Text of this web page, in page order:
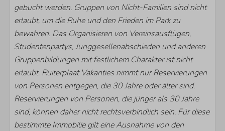
Anzahl Schlafzimmer mit Fernseher: 3
WOHNBEREICH
Smart TV
Zusätzliche ausländische Kanäle
Gaskamin
Kamin
gebucht werden. Gruppen von Nicht-Familien sind nicht
erlaubt, um die Ruhe und den Frieden im Park zu
bewahren. Das Organisieren von Vereinsausflügen,
Studentenpartys, Junggesellenabschieden und anderen
Gruppenbildungen mit festlichem Charakter ist nicht
erlaubt. Ruiterplaat Vakanties nimmt nur Reservierungen
von Personen entgegen, die 30 Jahre oder älter sind.
Reservierungen von Personen, die jünger als 30 Jahre
sind, können daher nicht rechtsverbindlich sein. Für diese
bestimmte Immobilie gilt eine Ausnahme von den